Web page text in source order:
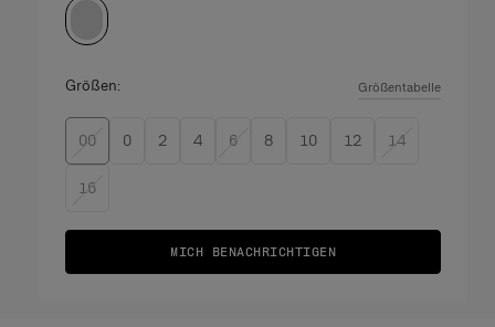
Größen: Größentabelle
00 0 2 4 6 8 10 12 14
16
MICH BENACHRICHTIGEN